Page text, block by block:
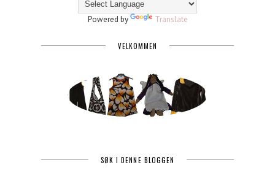
Powered by Translate
VELKOMMEN
SØK I DENNE BLOGGEN